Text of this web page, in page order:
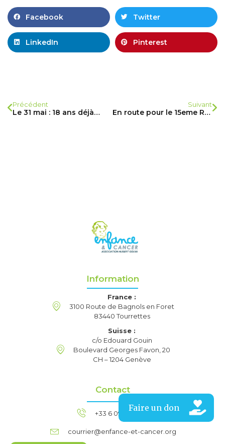
Facebook Twitter
LinkedIn Pinterest
Précédent
Le 31 mai : 18 ans déjà…
Suivant
En route pour le 15eme Rallye du Lions Club de Paris Monceau Grande Armée !
Information
France :
3100 Route de Bagnols en Foret
83440 Tourrettes
Suisse :
c/o Edouard Gouin
Boulevard Georges Favon, 20
CH – 1204 Genève
Contact
+33 6 09 61 83 97
courrier@enfance-et-cancer.org